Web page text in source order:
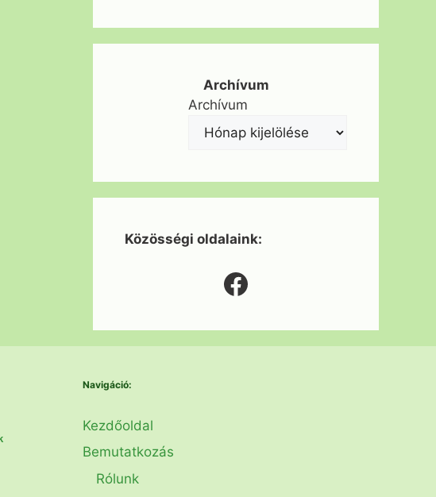
Archívum
Archívum
Közösségi oldalaink:
Facebook
Navigáció:
Kezdőoldal
Bemutatkozás
Rólunk